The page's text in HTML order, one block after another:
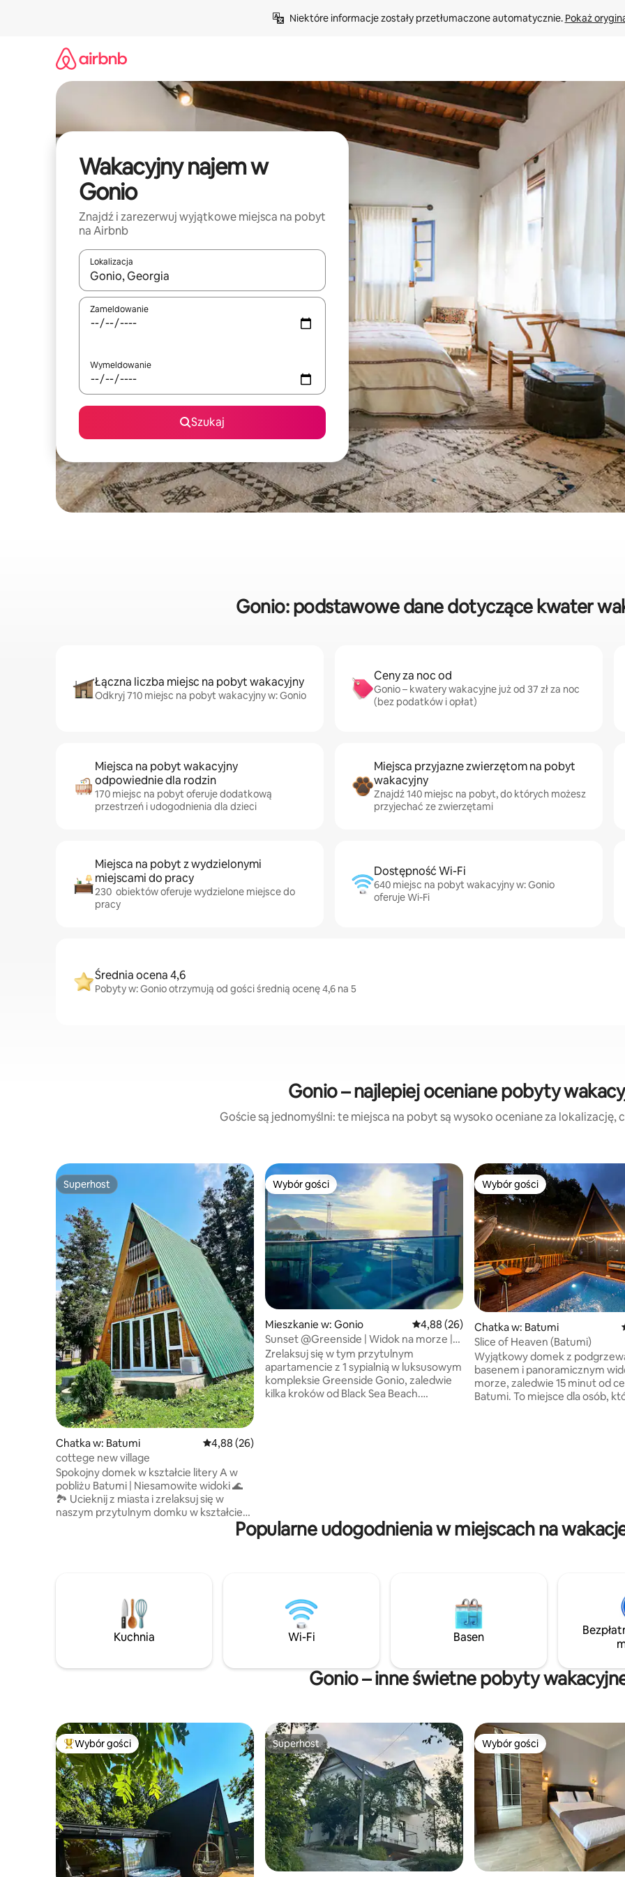
Niektóre informacje zostały przetłumaczone automatycznie. Pokaż
Wakacyjny najem w
Gonio
Znajdź i zarezerwuj wyjątkowe miejsca na pobyt
na Airbnb
Lokalizacja
Gdy wyniki będą dostępne, możesz poruszać się po nich za pomocą klawiszy strzałek w górę i w dół lub przeglądać je
Zameldowanie
Wymeldowanie
Szukaj
Gonio: podstawowe dane dotyczące kwater
Łączna liczba miejsc na pobyt wakacyjny
Odkryj 710 miejsc na pobyt wakacyjny w: Gonio
Ceny za noc od
Gonio – kwatery wakacyjne już od 37 zł za noc
(bez podatków i opłat)
Miejsca na pobyt wakacyjny
odpowiednie dla rodzin
170 miejsc na pobyt oferuje dodatkową
przestrzeń i udogodnienia dla dzieci
Miejsca przyjazne zwierzętom na pobyt
wakacyjny
Znajdź 140 miejsc na pobyt, do których możesz
przyjechać ze zwierzętami
Miejsca na pobyt z wydzielonymi
miejscami do pracy
230 obiektów oferuje wydzielone miejsce do
pracy
Dostępność Wi-Fi
640 miejsc na pobyt wakacyjny w: Gonio
oferuje Wi-Fi
Średnia ocena 4,6
Pobyty w: Gonio otrzymują od gości średnią ocenę 4,6 na 5
Gonio – najlepiej oceniane pobyty
Goście są jednomyślni: te miejsca na pobyt są wysoko oceniane za lokalizację,
Superhost
Superhost
Chatka w: Batumi Średnia ocena: 4,88 na 5, liczba recenzji: 26
4,88 (26)
cottege new village
Spokojny domek w kształcie litery A w
pobliżu Batumi | Niesamowite widoki 🌊
🏞️ Ucieknij z miasta i zrelaksuj się w
naszym przytulnym domku w kształcie
koce, żelazko, suszarka do włosów,
przybory kuchenne • Duży prywatny
ogród z hamakami, huśtawkami
i przytulną zadaszoną częścią
podziwiać zachód słońca w ogrodzie. To
Wybór gości
Wybór gości
Mieszkanie w: Gonio Średnia ocena: 4,88 na 5, liczba recenzji: 26
4,88 (26)
Sunset @Greenside | Widok na morze |
Kryty basen i siłownia
Zrelaksuj się w tym przytulnym
apartamencie z 1 sypialnią w luksusowym
kompleksie Greenside Gonio, zaledwie
kilka kroków od Black Sea Beach.
zrelaksuj się w spa. Delektuj się pysznymi
posiłkami w restauracji na miejscu i
Wybór gości
Wybór gości
Chatka w: Batumi
Slice of Heaven (Batumi)
Wyjątkowy domek z
basenem i panoramicznym
morze, zaledwie 15 minut od
Batumi. To miejsce dla osób,
w pełni zrekompensuje ten
wysiłek.
Popularne udogodnienia w miejscach na
Kuchnia Wi-Fi Basen
Gonio – inne świetne pobyty
Najpopularniejsze z kategorii Wybór gości
Wybór gości Superhost
Superhost Wybór gości
Wybór gości